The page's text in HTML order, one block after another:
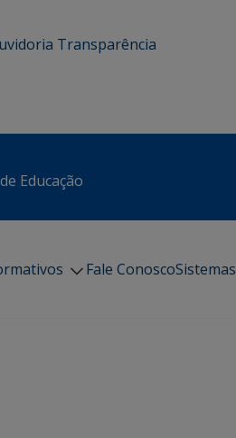
Transparência
Educação
Fale ConoscoSistemas